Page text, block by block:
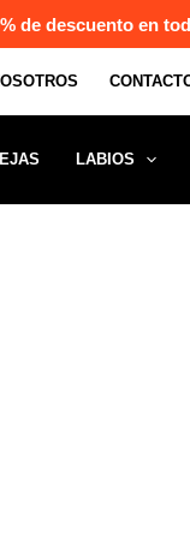
de descuento en
LABIOS